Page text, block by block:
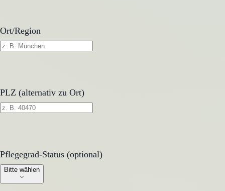
Ort/Region
PLZ (alternativ zu Ort)
Pflegegrad-Status (optional)
Pflegegrad-Status (optional)
Bitte wählen